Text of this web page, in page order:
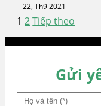
22, Th9 2021
Phân
viết
1 2Tiếp theo
Gửi